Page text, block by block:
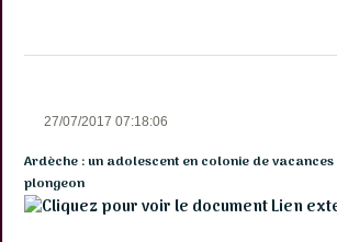
27/07/2017 07:18:06
Ardèche : un adolescent en colonie de
plongeon
Lien